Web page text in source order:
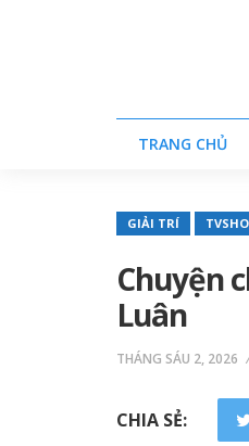
TRANG CHỦ
GIẢI TRÍ
Chuyện
Luân
THÁNG SÁU 2, 2026
CHIA SẺ: